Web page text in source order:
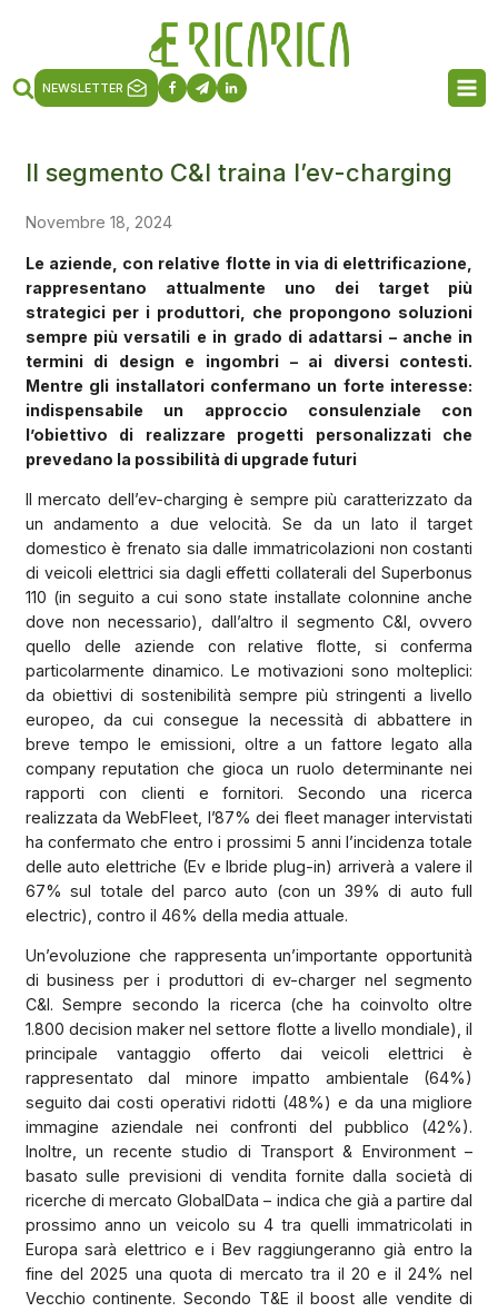
NEWSLETTER
Il segmento C&I traina l’ev-charging
Novembre 18, 2024
Le aziende, con relative flotte in via di elettrificazione,
rappresentano attualmente uno dei target più
strategici per i produttori, che propongono soluzioni
sempre più versatili e in grado di adattarsi – anche in
termini di design e ingombri – ai diversi contesti.
Mentre gli installatori confermano un forte interesse:
indispensabile un approccio consulenziale con
l’obiettivo di realizzare progetti personalizzati che
prevedano la possibilità di upgrade futuri
Il mercato dell’ev-charging è sempre più caratterizzato da
un andamento a due velocità. Se da un lato il target
domestico è frenato sia dalle immatricolazioni non costanti
di veicoli elettrici sia dagli effetti collaterali del Superbonus
110 (in seguito a cui sono state installate colonnine anche
dove non necessario), dall’altro il segmento C&I, ovvero
quello delle aziende con relative flotte, si conferma
particolarmente dinamico. Le motivazioni sono molteplici:
da obiettivi di sostenibilità sempre più stringenti a livello
europeo, da cui consegue la necessità di abbattere in
breve tempo le emissioni, oltre a un fattore legato alla
company reputation che gioca un ruolo determinante nei
rapporti con clienti e fornitori. Secondo una ricerca
realizzata da WebFleet, l’87% dei fleet manager intervistati
ha confermato che entro i prossimi 5 anni l’incidenza totale
delle auto elettriche (Ev e Ibride plug-in) arriverà a valere il
67% sul totale del parco auto (con un 39% di auto full
electric), contro il 46% della media attuale.
Un’evoluzione che rappresenta un’importante opportunità
di business per i produttori di ev-charger nel segmento
C&I. Sempre secondo la ricerca (che ha coinvolto oltre
1.800 decision maker nel settore flotte a livello mondiale), il
principale vantaggio offerto dai veicoli elettrici è
rappresentato dal minore impatto ambientale (64%)
seguito dai costi operativi ridotti (48%) e da una migliore
immagine aziendale nei confronti del pubblico (42%).
Inoltre, un recente studio di Transport & Environment –
basato sulle previsioni di vendita fornite dalla società di
ricerche di mercato GlobalData – indica che già a partire dal
prossimo anno un veicolo su 4 tra quelli immatricolati in
Europa sarà elettrico e i Bev raggiungeranno già entro la
fine del 2025 una quota di mercato tra il 20 e il 24% nel
Vecchio continente. Secondo T&E il boost alle vendite di